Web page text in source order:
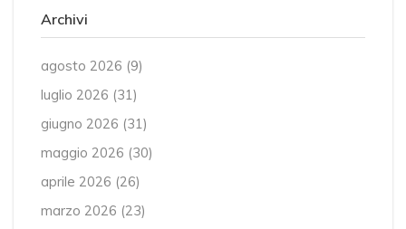
Archivi
agosto 2026 (9)
luglio 2026 (31)
giugno 2026 (31)
maggio 2026 (30)
aprile 2026 (26)
marzo 2026 (23)